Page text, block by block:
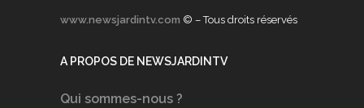
www.newsjardintv.com © – Tous droits réservés
A PROPOS DE NEWSJARDINTV
Qui sommes-nous ?